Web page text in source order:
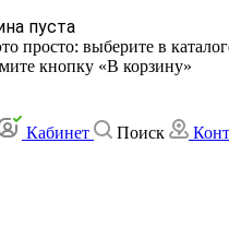
пуста
просто: выберите в
кнопку «В корзину»
Кабинет Поиск